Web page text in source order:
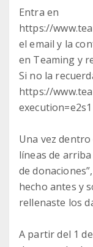
Entra en
https://
el email y la
en Teaming y
Si no la
https://
execution=e2s1
Una vez
líneas de
de
hecho antes y
rellenaste los
A partir del 1